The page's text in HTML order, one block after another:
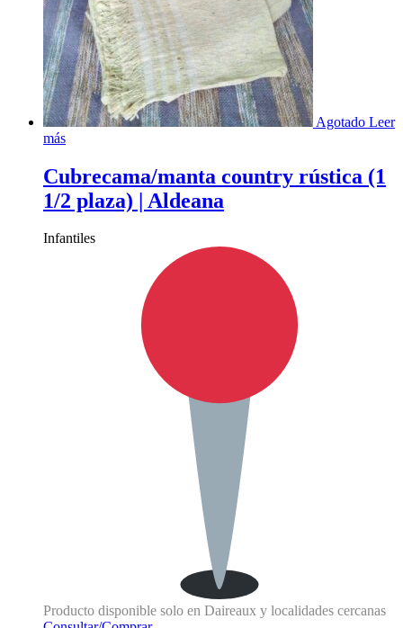
Agotado Leer
más
Cubrecama/manta country rústica (1
1/2 plaza) | Aldeana
Infantiles
Producto disponible solo en Daireaux y localidades cercanas